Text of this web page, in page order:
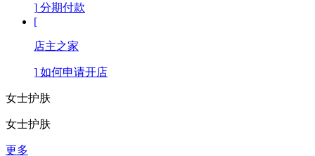
] 分期付款
[
店主之家
] 如何申请开店
女士护肤
女士护肤
更多